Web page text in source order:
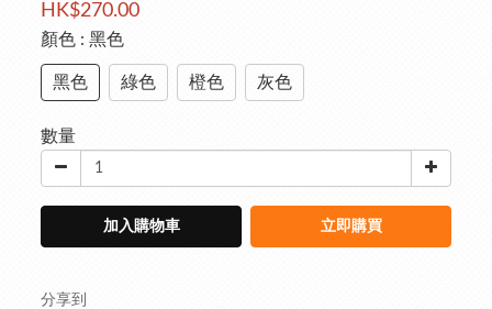
HK$270.00
顏色 : 黑色
黑色 綠色 橙色 灰色
數量
加入購物車 立即購買
分享到